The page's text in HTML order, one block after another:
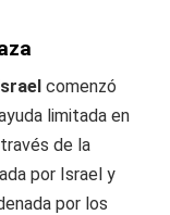
comenzó
limitada en
de la
por Israel y
por los